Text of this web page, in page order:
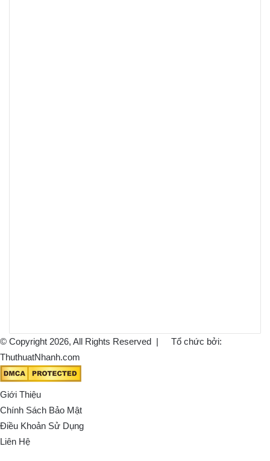
© Copyright 2026, All Rights Reserved |
Tổ chức bởi:
ThuthuatNhanh.com
Giới Thiệu
Chính Sách Bảo Mật
Điều Khoản Sử Dụng
Liên Hệ